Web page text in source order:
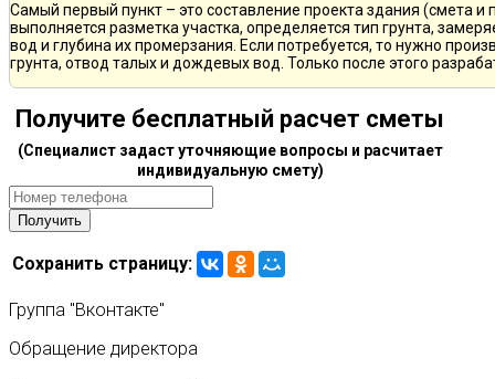
Самый первый пункт – это составление проекта здания (смета
выполняется разметка участка, определяется тип грунта,
вод и глубина их промерзания. Если потребуется, то нужно
грунта, отвод талых и дождевых вод. Только после этого
Получите бесплатный расчет сметы
(Специалист задаст уточняющие вопросы и расчитает
индивидуальную смету)
Сохранить страницу:
Группа "Вконтакте"
Обращение директора